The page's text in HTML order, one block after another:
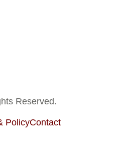
Reserved.
PolicyContact